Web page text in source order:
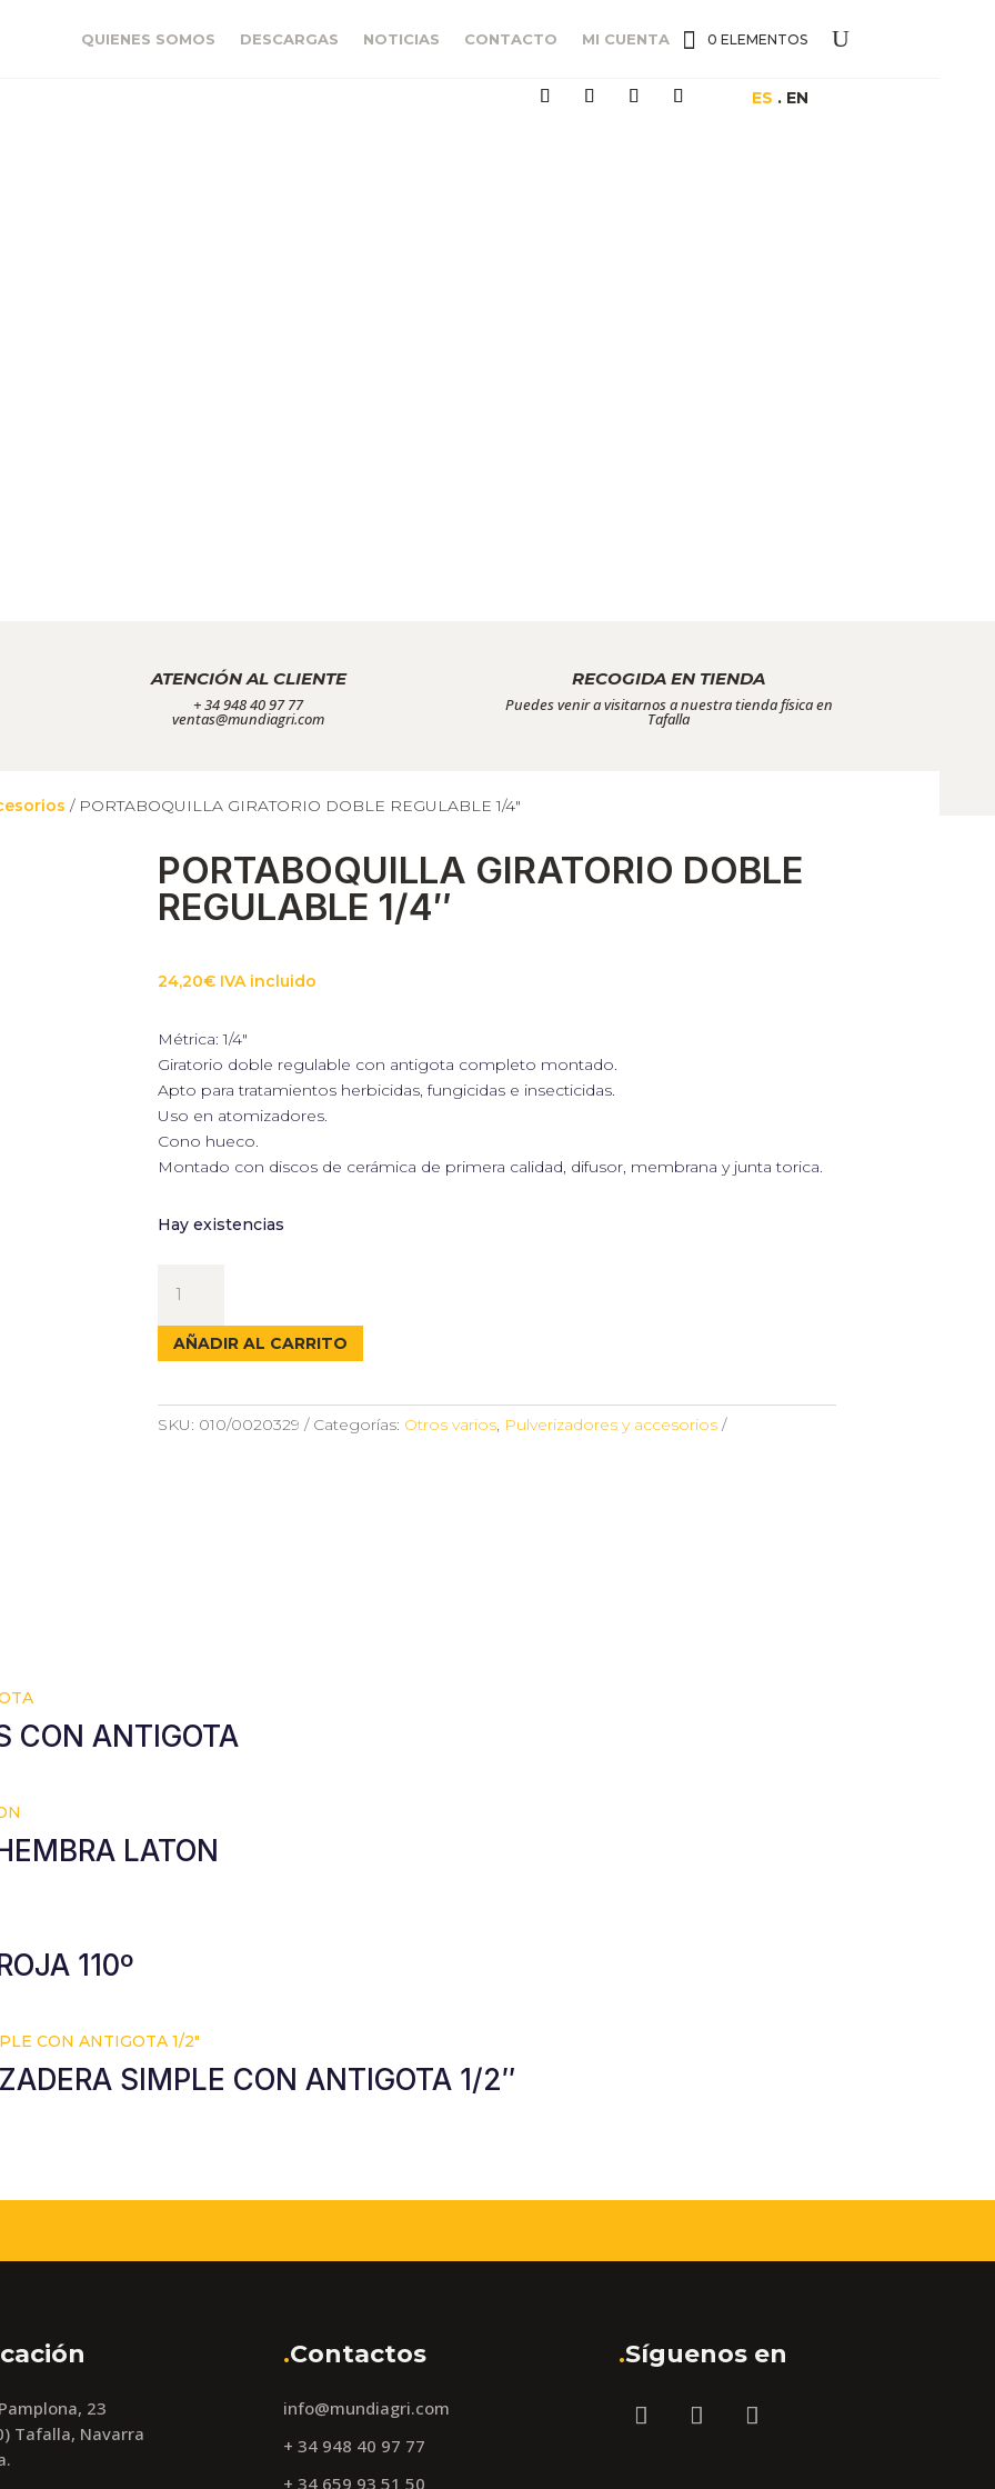
QUIENES SOMOS DESCARGAS NOTICIAS CONTACTO MI CUENTA 0 ELEMENTOS
ES . EN
ATENCIÓN AL CLIENTE
+ 34 948 40 97 77
ventas@mundiagri.com
RECOGIDA EN TIENDA
Puedes venir a visitarnos a nuestra tienda física en
Tafalla
/ PORTABOQUILLA GIRATORIO DOBLE REGULABLE 1/4″
PORTABOQUILLA GIRATORIO DOBLE
REGULABLE 1/4″
24,20€ IVA incluido
Métrica: 1/4″
Giratorio doble regulable con antigota completo montado.
Apto para tratamientos herbicidas, fungicidas e insecticidas.
Uso en atomizadores.
Cono hueco.
Montado con discos de cerámica de primera calidad, difusor, membrana y junta torica.
Hay existencias
GIRATORIO
DOBLE
REGULABLE
cantidad
AÑADIR AL CARRITO
SKU: 010/0020329 Categorías: Otros varios, Pulverizadores y accesorios
CON ANTIGOTA
LATON
110º
SIMPLE CON ANTIGOTA 1/2″
23
Tafalla, Navarra
.Contactos
info@mundiagri.com
+ 34 948 40 97 77
+ 34 659 93 51 50
.Síguenos en